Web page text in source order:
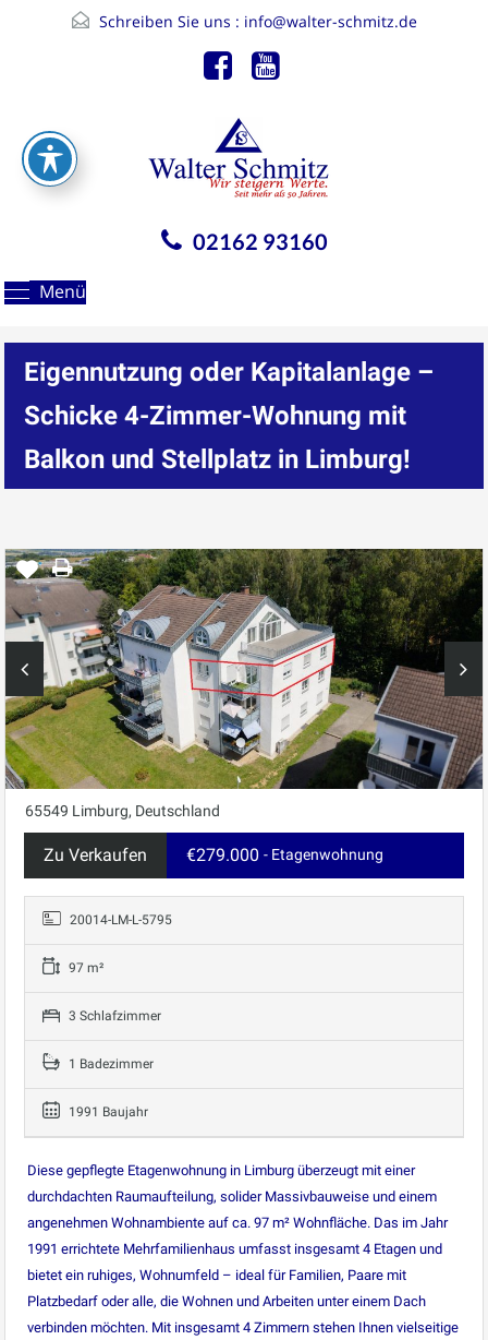
Schreiben Sie uns : info@walter-schmitz.de
02162 93160
Menü
Eigennutzung oder Kapitalanlage –
Schicke 4-Zimmer-Wohnung mit
Balkon und Stellplatz in Limburg!
65549 Limburg, Deutschland
Zu Verkaufen €279.000 - Etagenwohnung
20014-LM-L-5795
97 m²
3 Schlafzimmer
1 Badezimmer
1991 Baujahr
Diese gepflegte Etagenwohnung in Limburg überzeugt mit einer
durchdachten Raumaufteilung, solider Massivbauweise und einem
angenehmen Wohnambiente auf ca. 97 m² Wohnfläche. Das im Jahr
1991 errichtete Mehrfamilienhaus umfasst insgesamt 4 Etagen und
bietet ein ruhiges, Wohnumfeld – ideal für Familien, Paare mit
Platzbedarf oder alle, die Wohnen und Arbeiten unter einem Dach
verbinden möchten. Mit insgesamt 4 Zimmern stehen Ihnen vielseitige